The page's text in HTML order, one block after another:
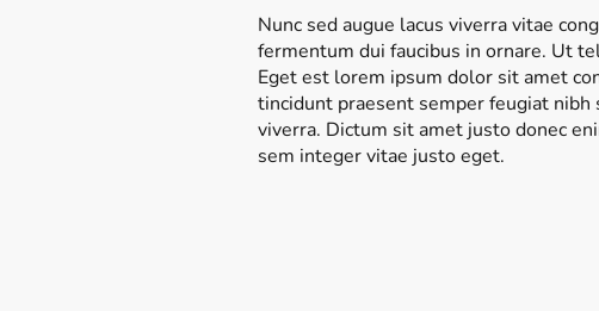
Nunc sed augue lacus viverra vitae
fermentum dui faucibus in ornare. Ut
Eget est lorem ipsum dolor sit amet
tincidunt praesent semper feugiat nibh
viverra. Dictum sit amet justo donec
sem integer vitae justo eget.